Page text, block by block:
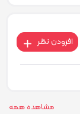
افزودن نظر
مشاهده همه